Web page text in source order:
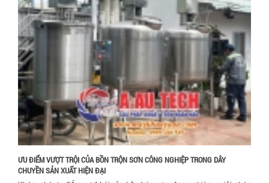
Chính sách bảo hành
ƯU ĐIỂM VƯỢT TRỘI CỦA BỒN TRỘN SƠN CÔNG NGHIỆP TRONG DÂY
CHUYỀN SẢN XUẤT HIỆN ĐẠI
TỐI ƯU CHI PHÍ SẢN XUẤT VỚI MÁY TRỘN
SƠN CÔNG NGHIỆP HIỆN ĐẠI
Khám phá cách máy trộn sơn công
nghiệp giúp doanh nghiệp tiết kiệm
nguyên liệu, nhân công và chi phí vận
NHỮNG TIÊU CHÍ QUAN TRỌNG KHI LỰA
CHỌN MÁY KHUẤY TRỘN HÓA CHẤT CHO
NHÀ MÁY
Khám phá những tiêu chí quan trọng
giúp doanh nghiệp lựa chọn máy khuấy
trộn hóa chất phù hợp. Từ máy khuấy
hóa...